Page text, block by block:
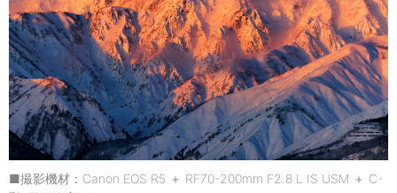
■撮影機材：Canon EOS R5 ＋ RF70-200mm F2.8 L IS USM ＋ C-